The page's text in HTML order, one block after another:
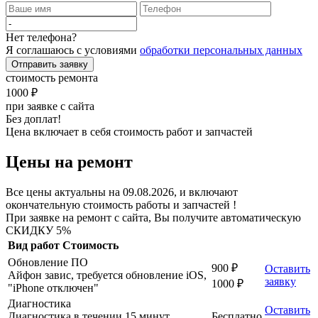
Нет телефона?
Я соглашаюсь с условиями обработки персональных данных
Отправить заявку
стоимость ремонта
1000 ₽
при заявке с сайта
Без доплат!
Цена включает в себя стоимость работ и запчастей
Цены на ремонт
Все цены актуальны на 09.08.2026, и включают
окончательную стоимость работы и запчастей !
При заявке на ремонт с сайта, Вы получите автоматическую
СКИДКУ 5%
Вид работ Стоимость
Обновление ПО
Айфон завис, требуется обновление iOS,
"iPhone отключен"
900 ₽
1000 ₽
Оставить
заявку
Диагностика
Оставить